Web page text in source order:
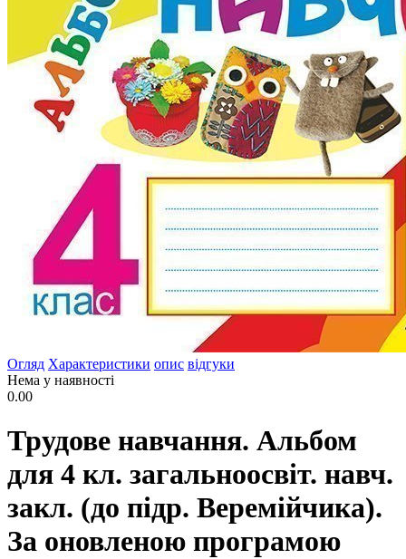
Огляд Характеристики опис відгуки
Нема у наявності
0.00
Трудове навчання. Альбом
для 4 кл. загальноосвіт. навч.
закл. (до підр. Веремійчика).
За оновленою програмою